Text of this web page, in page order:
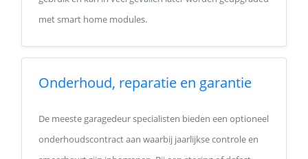
met smart home modules.
Onderhoud, reparatie en garantie
De meeste garagedeur specialisten bieden een optioneel
onderhoudscontract aan waarbij jaarlijkse controle en